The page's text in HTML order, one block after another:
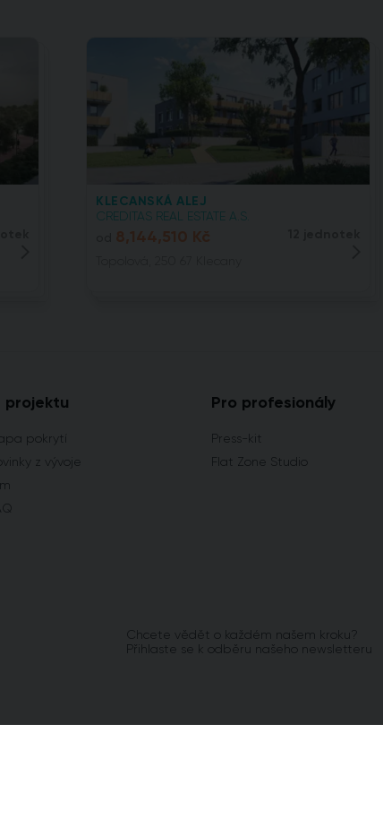
KLECANSKÁ ALEJ
CREDITAS REAL ESTATE A.S.
8,144,510 Kč
projektu
pokrytí
z vývoje
Pro profesionály
Press-kit
Flat Zone Studio
Chcete vědět o každém našem kroku?
Přihlaste se k odběru našeho newsletteru